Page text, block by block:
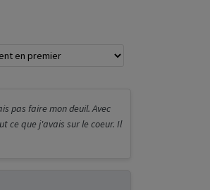
pas faire mon deuil. Avec
ce que j'avais sur le coeur. Il